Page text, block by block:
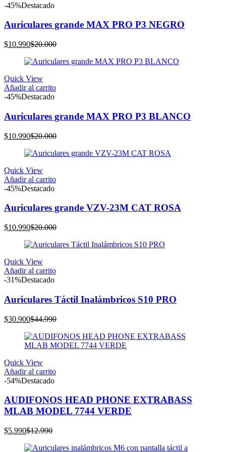
-45%Destacado
Auriculares grande MAX PRO P3 NEGRO
$10.990El
actual
$10.990.
$20.000El
original
Quick View
Añadir al carrito
-45%Destacado
Auriculares grande MAX PRO P3 BLANCO
$10.990El
actual
$10.990.
$20.000El
original
Quick View
Añadir al carrito
-45%Destacado
Auriculares grande VZV-23M CAT ROSA
$10.990El
actual
$10.990.
$20.000El
original
Quick View
Añadir al carrito
-31%Destacado
Auriculares Táctil Inalámbricos S10 PRO
$30.900El
actual
es:
$44.990El
original
era:
Quick View
Añadir al carrito
-54%Destacado
AUDIFONOS HEAD PHONE EXTRABASS
MLAB MODEL 7744 VERDE
$5.990El
actual
$12.990El
original